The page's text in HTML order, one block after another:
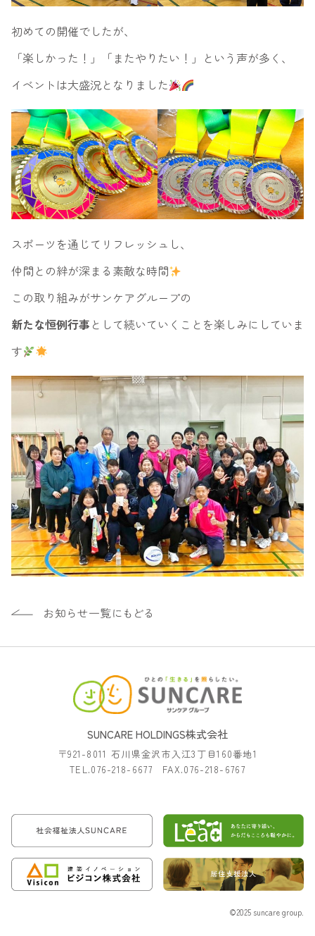
初めての開催でしたが、
「楽しかった！」「またやりたい！」という声が多く、
イベントは大盛況となりました
スポーツを通じてリフレッシュし、
仲間との絆が深まる素敵な時間
この取り組みがサンケアグループの
新たな恒例行事 として続いていくことを楽しみにしていま
す
SUNCARE HOLDINGS株式会社
〒921-8011 石川県金沢市入江3丁目160番地1
TEL.076-218-6677 FAX.076-218-6767
©2025 suncare group.